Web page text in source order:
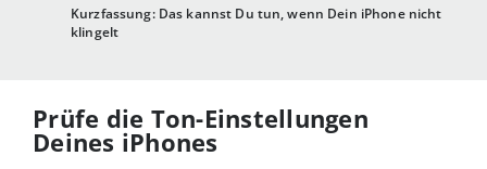
Kurzfassung: Das kannst Du tun, wenn Dein iPhone nicht
klingelt
Prüfe die Ton-Einstellungen
Deines iPhones